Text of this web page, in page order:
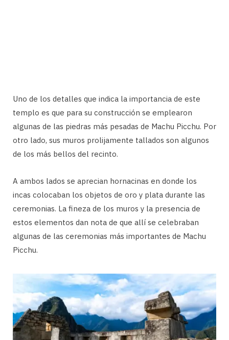
Uno de los detalles que indica la importancia de este
templo es que para su construcción se emplearon
algunas de las piedras más pesadas de Machu Picchu. Por
otro lado, sus muros prolijamente tallados son algunos
de los más bellos del recinto.
A ambos lados se aprecian hornacinas en donde los
incas colocaban los objetos de oro y plata durante las
ceremonias. La fineza de los muros y la presencia de
estos elementos dan nota de que allí se celebraban
algunas de las ceremonias más importantes de Machu
Picchu.